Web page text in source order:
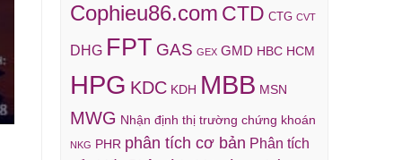
Cophieu86.com CTD CTG CVT
DHG FPT GAS GEX GMD HBC HCM
HPG KDC KDH MBB MSN
MWG Nhận định thị trường chứng khoán
NKG PHR phân tích cơ bản Phân tích